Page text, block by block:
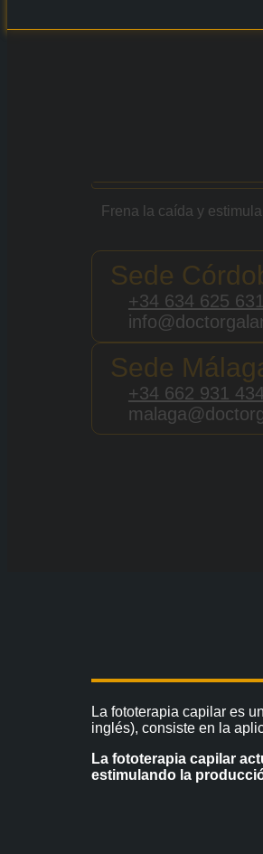
Frena la caída y
Sede
+34 634 625 631
Sede
+34 662 931 434
La fototerapia capilar es
inglés), consiste en la
La fototerapia capilar
estimulando la